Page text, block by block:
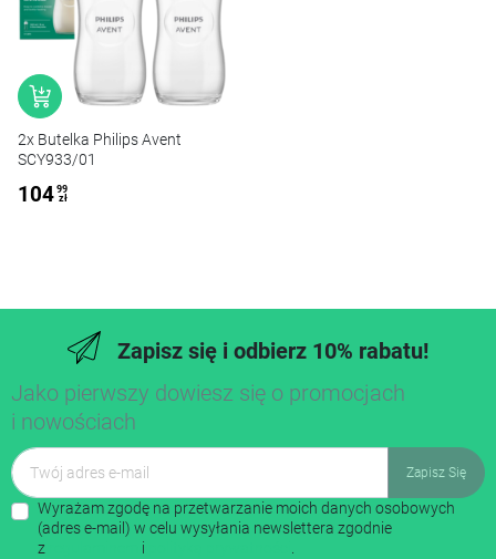
2x Butelka Philips Avent
SCY933/01
104 99
zł
Zapisz się i odbierz 10% rabatu!
Jako pierwszy dowiesz się o promocjach
i nowościach
Wyrażam zgodę na przetwarzanie moich danych osobowych
(adres e-mail) w celu wysyłania newslettera zgodnie
z
i .